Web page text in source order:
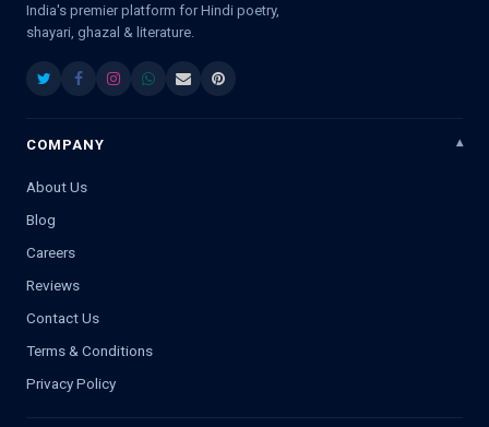
India's premier platform for Hindi poetry,
shayari, ghazal & literature.
COMPANY
About Us
Blog
Careers
Reviews
Contact Us
Terms & Conditions
Privacy Policy